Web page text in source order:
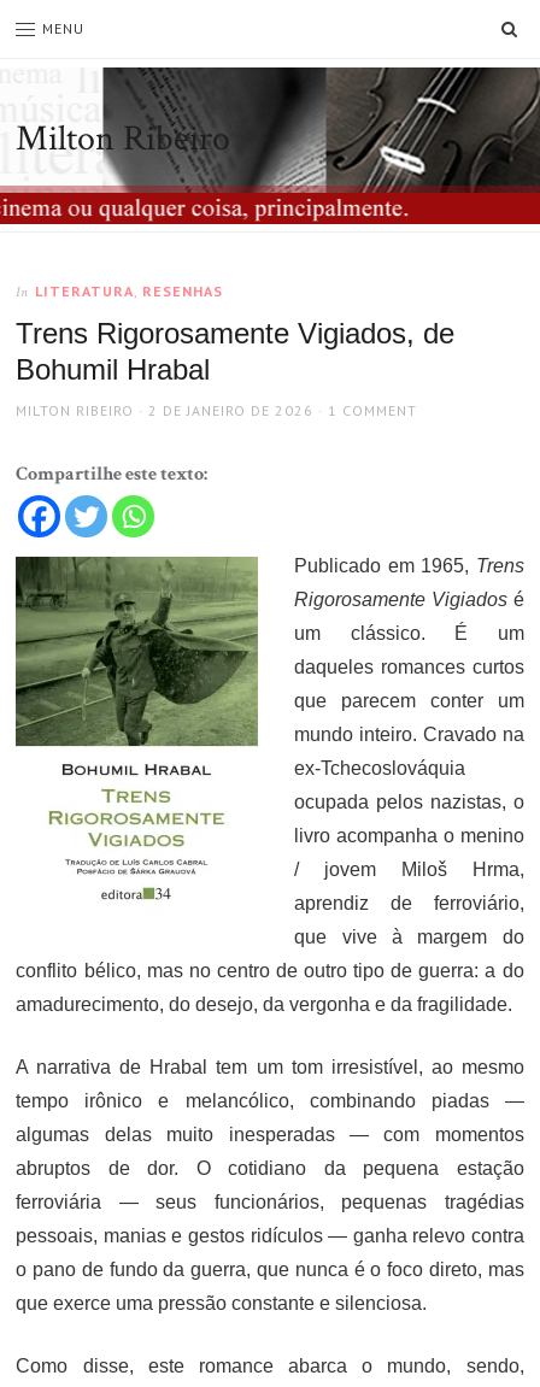
MENU
Milton Ribeiro
In LITERATURA, RESENHAS
Trens Rigorosamente Vigiados, de
Bohumil Hrabal
AUTHOR
MILTON RIBEIRO
POSTED
2 DE JANEIRO DE 2026 1 COMMENT
Compartilhe este texto:
Publicado em 1965, Trens
Rigorosamente Vigiados é
um clássico. É um
daqueles romances curtos
que parecem conter um
mundo inteiro. Cravado na
ex-Tchecoslováquia
ocupada pelos nazistas, o
livro acompanha o menino
/ jovem Miloš Hrma,
aprendiz de ferroviário,
que vive à margem do
conflito bélico, mas no centro de outro tipo de guerra: a do
amadurecimento, do desejo, da vergonha e da fragilidade.
A narrativa de Hrabal tem um tom irresistível, ao mesmo
tempo irônico e melancólico, combinando piadas —
algumas delas muito inesperadas — com momentos
abruptos de dor. O cotidiano da pequena estação
ferroviária — seus funcionários, pequenas tragédias
pessoais, manias e gestos ridículos — ganha relevo contra
o pano de fundo da guerra, que nunca é o foco direto, mas
que exerce uma pressão constante e silenciosa.
Como disse, este romance abarca o mundo, sendo,